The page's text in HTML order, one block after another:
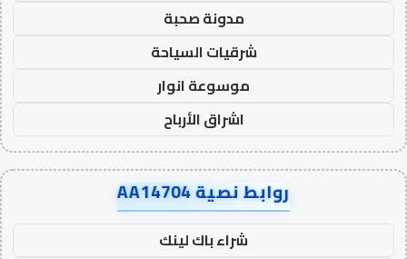
مدونة صحبة
شرقيات السياحة
موسوعة انوار
اشراق الأرباح
روابط نصية AA14704
شراء باك لينك